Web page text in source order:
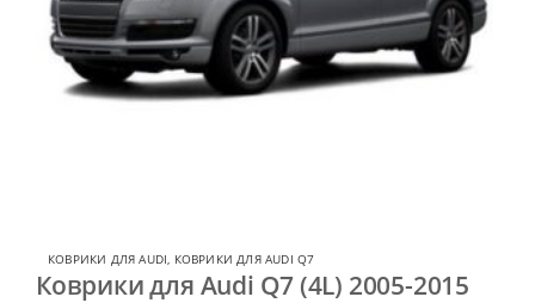
КОВРИКИ ДЛЯ AUDI КОВРИКИ ДЛЯ AUDI Q7
Коврики для Audi Q7 (4L) 2005-2015